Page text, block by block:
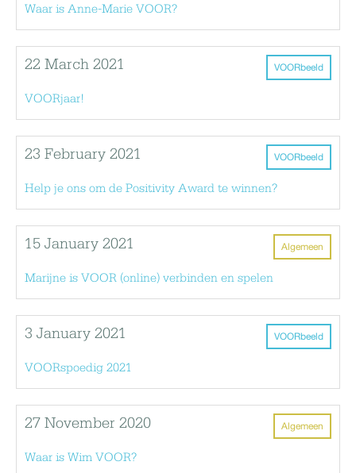
Waar is Anne-Marie VOOR?
VOORbeeld
22 March 2021
VOORjaar!
VOORbeeld
23 February 2021
Help je ons om de Positivity Award te winnen?
Algemeen
15 January 2021
Marijne is VOOR (online) verbinden en spelen
VOORbeeld
3 January 2021
VOORspoedig 2021
Algemeen
27 November 2020
Waar is Wim VOOR?